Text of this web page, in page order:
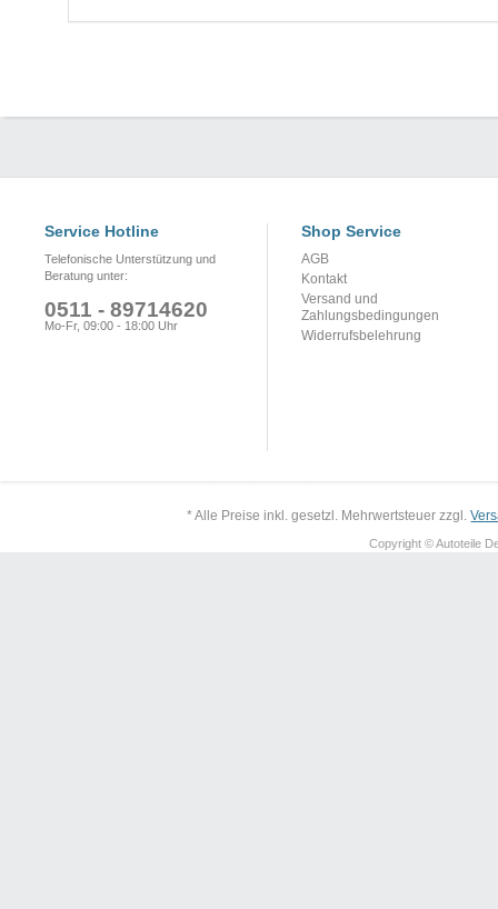
Service Hotline
Telefonische Unterstützung und
Beratung unter:
0511 - 89714620
Mo-Fr, 09:00 - 18:00 Uhr
Shop Service
AGB
Kontakt
Versand und
Zahlungsbedingungen
Widerrufsbelehrung
* Alle Preise inkl. gesetzl. Mehrwertsteuer zzgl.
Copyright © Autoteile